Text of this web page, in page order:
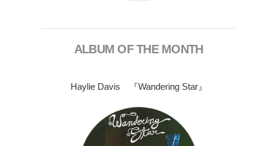
ALBUM OF THE MONTH
Haylie Davis 『Wandering Star』